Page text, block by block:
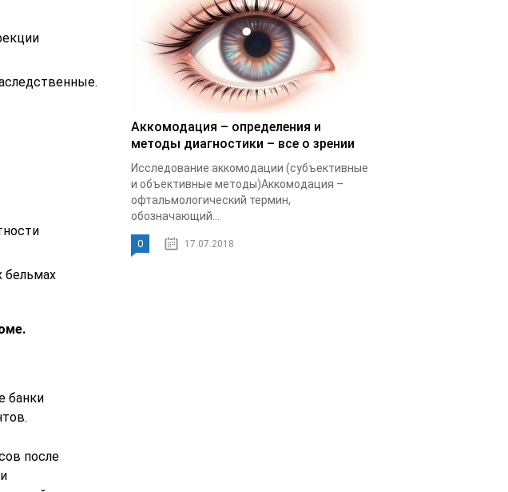
бельмах
банки
после
Аккомодация – определения и
методы диагностики – все о зрении
Исследование аккомодации (субъективные
и объективные методы)Аккомодация –
офтальмологический термин,
обозначающий...
0 17.07.2018